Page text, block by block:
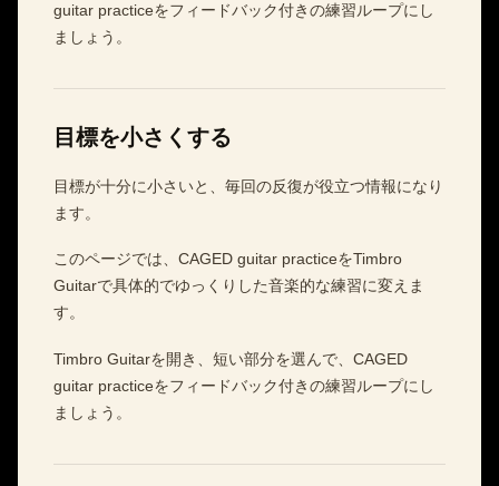
guitar practiceをフィードバック付きの練習ループにし
ましょう。
目標を小さくする
目標が十分に小さいと、毎回の反復が役立つ情報になり
ます。
このページでは、CAGED guitar practiceをTimbro
Guitarで具体的でゆっくりした音楽的な練習に変えま
す。
Timbro Guitarを開き、短い部分を選んで、CAGED
guitar practiceをフィードバック付きの練習ループにし
ましょう。